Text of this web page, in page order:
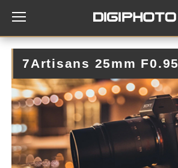
7Artisans 25mm F0.95